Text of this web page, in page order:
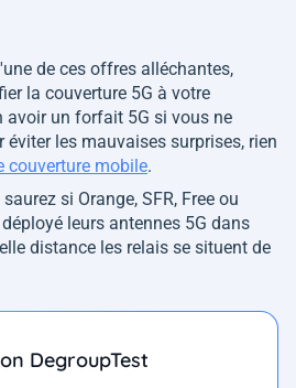
de ces offres alléchantes,
la couverture 5G à votre
avoir un forfait 5G si vous ne
éviter les mauvaises surprises, rien
couverture mobile.
si Orange, SFR, Free ou
leurs antennes 5G dans
distance les relais se situent de
DegroupTest